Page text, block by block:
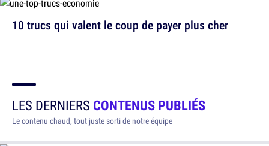
10 trucs qui valent le coup de payer plus cher
LES DERNIERS CONTENUS PUBLIÉS
Le contenu chaud, tout juste sorti de notre équipe